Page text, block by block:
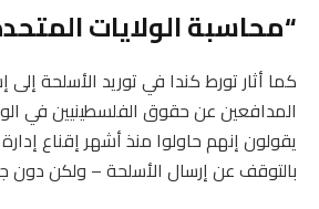
“محاسبة الولايات
كما أثار تورط كندا في توريد الأسلحة إلى
المدافعين عن حقوق الفلسطينيين في
يقولون إنهم حاولوا منذ أشهر إقناع
بالتوقف عن إرسال الأسلحة – ولكن